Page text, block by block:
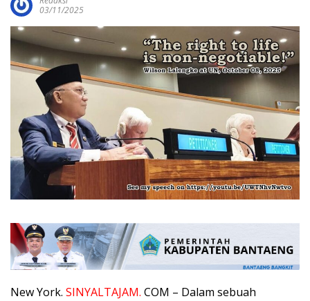
03/11/2025
New York. SINYALTAJAM. COM – Dalam sebuah